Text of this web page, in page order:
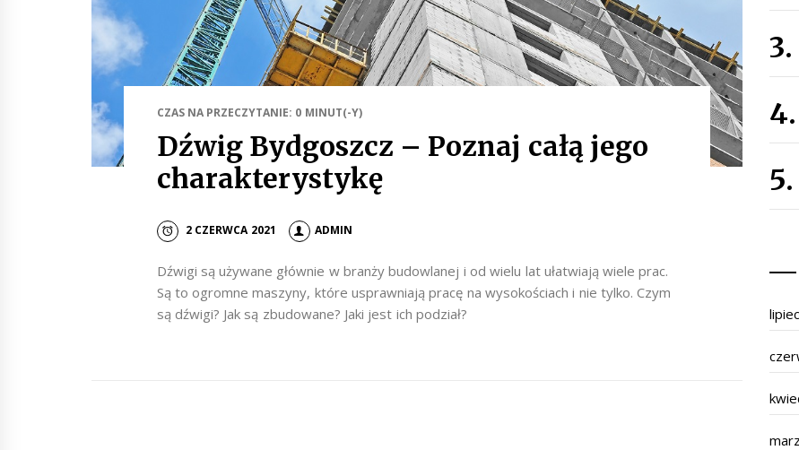
CZAS NA PRZECZYTANIE: 0 MINUT(-Y)
Dźwig Bydgoszcz – Poznaj całą jego
charakterystykę
2 CZERWCA 2021 ADMIN
Dźwigi są używane głównie w branży budowlanej i od wielu lat ułatwiają wiele prac.
Są to ogromne maszyny, które usprawniają pracę na wysokościach i nie tylko. Czym
są dźwigi? Jak są zbudowane? Jaki jest ich podział?